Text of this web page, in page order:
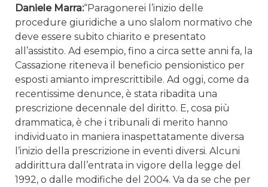
Daniele Marra:“Paragonerei l’inizio delle
procedure giuridiche a uno slalom normativo che
deve essere subito chiarito e presentato
all’assistito. Ad esempio, fino a circa sette anni fa, la
Cassazione riteneva il beneficio pensionistico per
esposti amianto imprescrittibile. Ad oggi, come da
recentissime denunce, è stata ribadita una
prescrizione decennale del diritto. E, cosa più
drammatica, è che i tribunali di merito hanno
individuato in maniera inaspettatamente diversa
l’inizio della prescrizione in eventi diversi. Alcuni
addirittura dall’entrata in vigore della legge del
1992, o dalle modifiche del 2004. Va da se che per